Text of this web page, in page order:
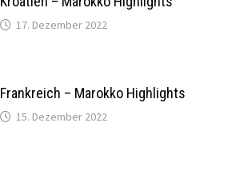
17. Dezember 2022
Frankreich – Marokko Highlights
15. Dezember 2022